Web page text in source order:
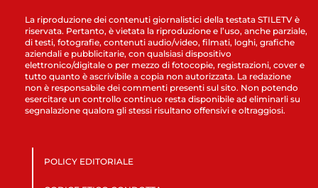
La riproduzione dei contenuti giornalistici della testata STILETV è
riservata. Pertanto, è vietata la riproduzione e l’uso, anche parziale,
di testi, fotografie, contenuti audio/video, filmati, loghi, grafiche
aziendali e pubblicitarie, con qualsiasi dispositivo
elettronico/digitale o per mezzo di fotocopie, registrazioni, cover e
tutto quanto è ascrivibile a copia non autorizzata. La redazione
non è responsabile dei commenti presenti sul sito. Non potendo
esercitare un controllo continuo resta disponibile ad eliminarli su
segnalazione qualora gli stessi risultano offensivi e oltraggiosi.
POLICY EDITORIALE